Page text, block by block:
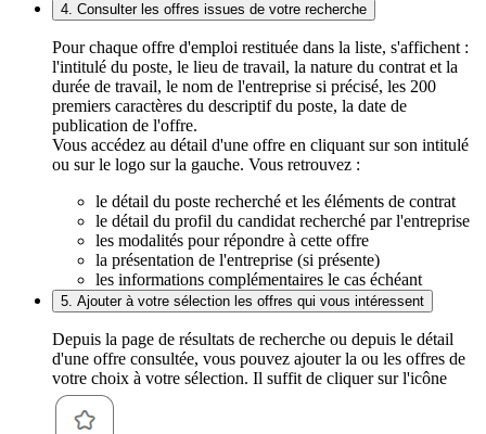
4. Consulter les offres issues de votre recherche
Pour chaque offre d'emploi restituée dans la liste, s'affichent :
l'intitulé du poste, le lieu de travail, la nature du contrat et la
durée de travail, le nom de l'entreprise si précisé, les 200
premiers caractères du descriptif du poste, la date de
publication de l'offre.
Vous accédez au détail d'une offre en cliquant sur son intitulé
ou sur le logo sur la gauche. Vous retrouvez :
le détail du poste recherché et les éléments de contrat
le détail du profil du candidat recherché par l'entreprise
les modalités pour répondre à cette offre
la présentation de l'entreprise (si présente)
les informations complémentaires le cas échéant
5. Ajouter à votre sélection les offres qui vous intéressent
Depuis la page de résultats de recherche ou depuis le détail
d'une offre consultée, vous pouvez ajouter la ou les offres de
votre choix à votre sélection. Il suffit de cliquer sur l'icône